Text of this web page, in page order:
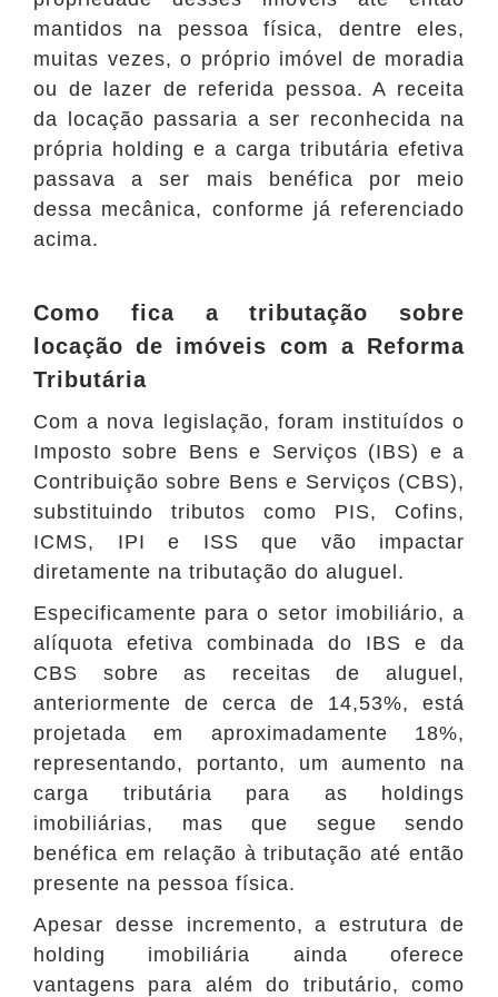
mantidos na pessoa física, dentre eles,
muitas vezes, o próprio imóvel de moradia
ou de lazer de referida pessoa. A receita
da locação passaria a ser reconhecida na
própria holding e a carga tributária efetiva
passava a ser mais benéfica por meio
dessa mecânica, conforme já referenciado
acima.
Como fica a tributação sobre
locação de imóveis com a Reforma
Tributária
Com a nova legislação, foram instituídos o
Imposto sobre Bens e Serviços (IBS) e a
Contribuição sobre Bens e Serviços (CBS),
substituindo tributos como PIS, Cofins,
ICMS, IPI e ISS que vão impactar
diretamente na tributação do aluguel.
Especificamente para o setor imobiliário, a
alíquota efetiva combinada do IBS e da
CBS sobre as receitas de aluguel,
anteriormente de cerca de 14,53%, está
projetada em aproximadamente 18%,
representando, portanto, um aumento na
carga tributária para as holdings
imobiliárias, mas que segue sendo
benéfica em relação à tributação até então
presente na pessoa física.
Apesar desse incremento, a estrutura de
holding imobiliária ainda oferece
vantagens para além do tributário, como